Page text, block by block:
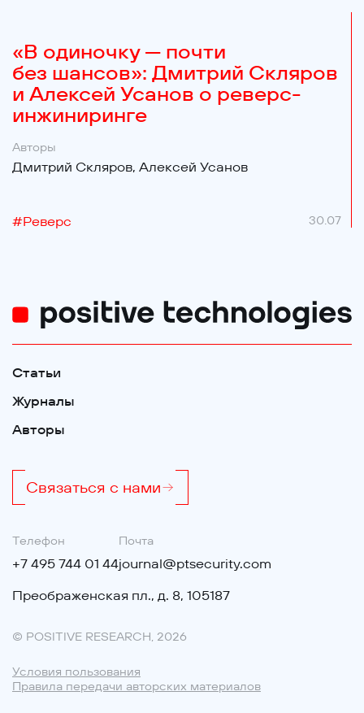
«В одиночку — почти
без шансов»: Дмитрий Скляров
и Алексей Усанов о реверс-
инжиниринге
Авторы
Дмитрий Скляров, Алексей Усанов
#Реверс 30.07
Статьи
Журналы
Авторы
Связаться с нами
Телефон
+7 495 744 01 44
Почта
journal@ptsecurity.com
Преображенская пл., д. 8, 105187
© POSITIVE RESEARCH, 2026
Условия пользования
Правила передачи авторских материалов